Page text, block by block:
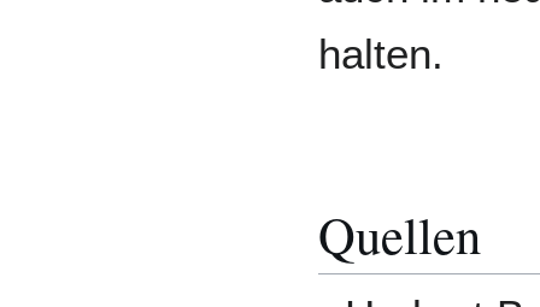
halten.
Quellen